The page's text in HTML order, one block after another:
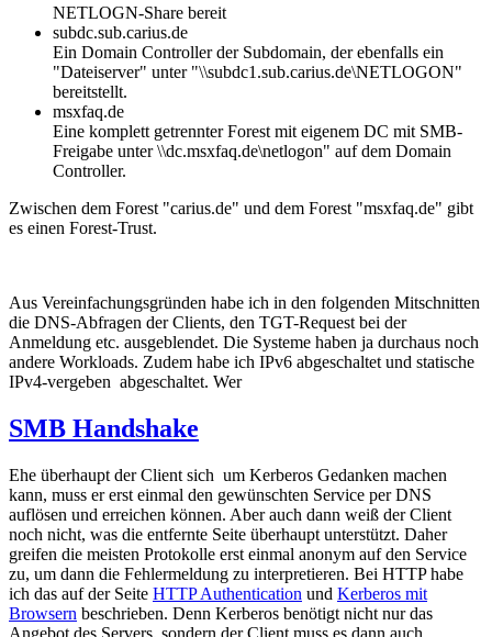
NETLOGN-Share bereit
subdc.sub.carius.de
Ein Domain Controller der Subdomain, der ebenfalls ein
"Dateiserver" unter "\\subdc1.sub.carius.de\NETLOGON"
bereitstellt.
msxfaq.de
Eine komplett getrennter Forest mit eigenem DC mit SMB-
Freigabe unter \\dc.msxfaq.de\netlogon" auf dem Domain
Controller.
Zwischen dem Forest "carius.de" und dem Forest "msxfaq.de" gibt
es einen Forest-Trust.
Aus Vereinfachungsgründen habe ich in den folgenden Mitschnitten
die DNS-Abfragen der Clients, den TGT-Request bei der
Anmeldung etc. ausgeblendet. Die Systeme haben ja durchaus noch
andere Workloads. Zudem habe ich IPv6 abgeschaltet und statische
IPv4-vergeben abgeschaltet. Wer
SMB Handshake
Ehe überhaupt der Client sich um Kerberos Gedanken machen
kann, muss er erst einmal den gewünschten Service per DNS
auflösen und erreichen können. Aber auch dann weiß der Client
noch nicht, was die entfernte Seite überhaupt unterstützt. Daher
greifen die meisten Protokolle erst einmal anonym auf den Service
zu, um dann die Fehlermeldung zu interpretieren. Bei HTTP habe
ich das auf der Seite HTTP Authentication und Kerberos mit
Browsern beschrieben. Denn Kerberos benötigt nicht nur das